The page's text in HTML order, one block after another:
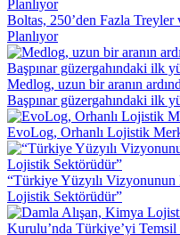
Boltas, 250’den Fazla Treyler
Planlıyor
Medlog, uzun bir aranın
Başpınar güzergahındaki ilk
EvoLog, Orhanlı Lojistik
“Türkiye Yüzyılı Vizyonunun
Lojistik Sektörüdür”